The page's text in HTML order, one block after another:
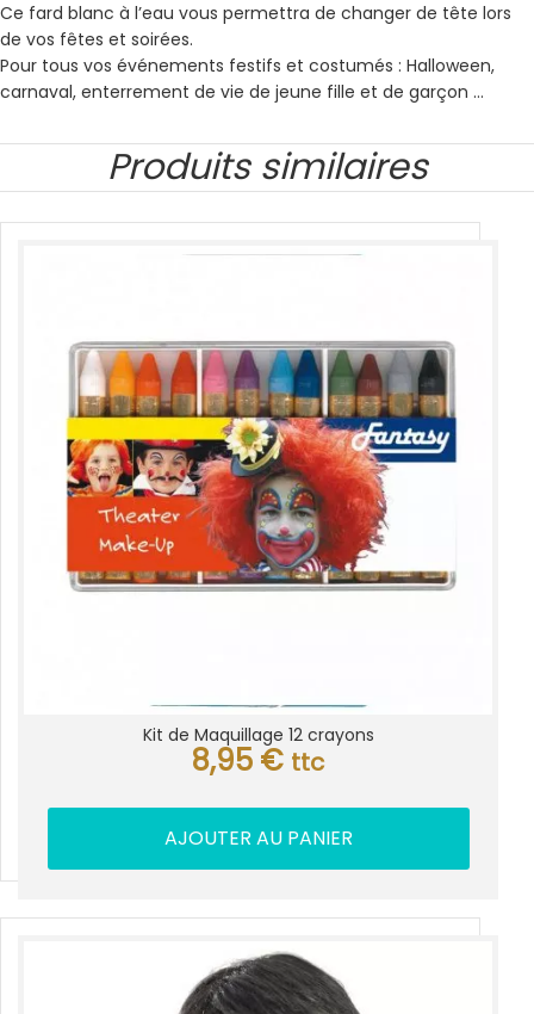
Ce fard blanc à l’eau vous permettra de changer de tête lors
de vos fêtes et soirées.
Pour tous vos événements festifs et costumés : Halloween,
carnaval, enterrement de vie de jeune fille et de garçon …
Produits similaires
Kit de Maquillage 12 crayons
8,95 € ttc
AJOUTER AU PANIER